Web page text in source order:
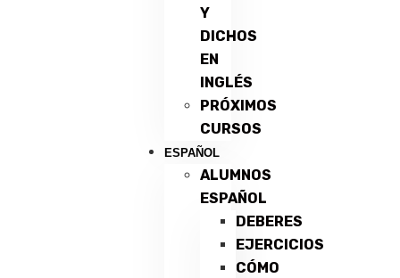
Y
DICHOS
EN
INGLÉS
PRÓXIMOS
CURSOS
ESPAÑOL
ALUMNOS
ESPAÑOL
DEBERES
EJERCICIOS
CÓMO